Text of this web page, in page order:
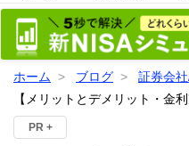
ホーム ブログ 証券会
【メリットとデメリット・金利
PR +